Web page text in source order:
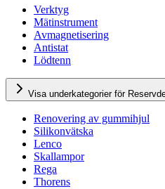
Verktyg
Mätinstrument
Avmagnetisering
Antistat
Lödtenn
Visa underkategorier för
Renovering av gummihjul
Silikonvätska
Lenco
Skallampor
Rega
Thorens